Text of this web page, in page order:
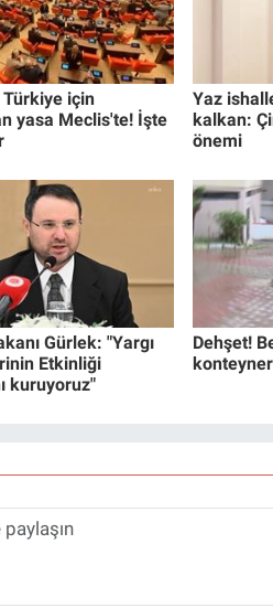
için
yasa Meclis'te! İşte
Yaz
kalkan:
önemi
Gürlek: "Yargı
Etkinliği
kuruyoruz"
Dehşet!